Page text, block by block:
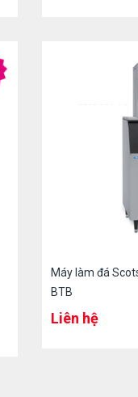
Máy làm đá
BTB
Liên hệ